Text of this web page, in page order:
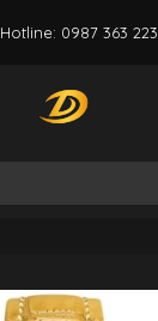
Hotline: 0987 363 223